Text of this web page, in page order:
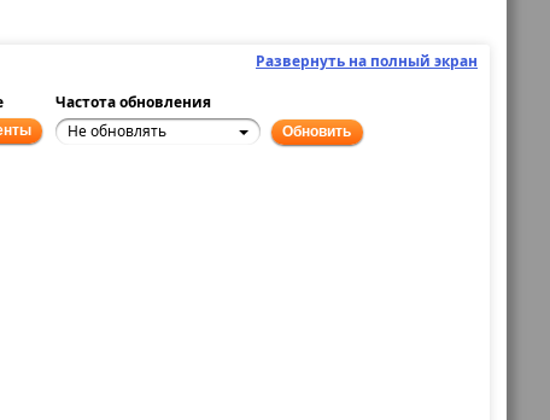
Развернуть на полный экран
Частота обновления
Не обновлять Обновить